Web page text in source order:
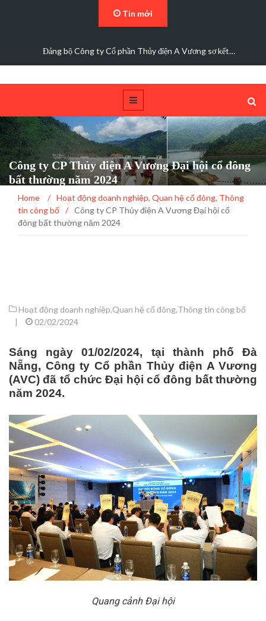
Tin mới
Đảng bộ Công ty Cổ phần Thủy điện A Vương sơ kết…
Công ty CP Thủy điện A Vương Đại hội cổ đông
bất thường năm 2024
Home / Hoạt động doanh nghiệp, Quan hệ cổ đông, Thông
tin công bố / Công ty CP Thủy điện A Vương Đại hội cổ
đông bất thường năm 2024
Hoạt động doanh nghiệp,Quan hệ cổ đông,Thông tin công bố
|
02/02/2024
Sáng ngày 01/02/2024, tại thành phố Đà
Nẵng, Công ty Cổ phần Thủy điện A Vương
(AVC) đã tổ chức Đại hội cổ đông bất thường
năm 2024.
Quang cảnh Đại hội